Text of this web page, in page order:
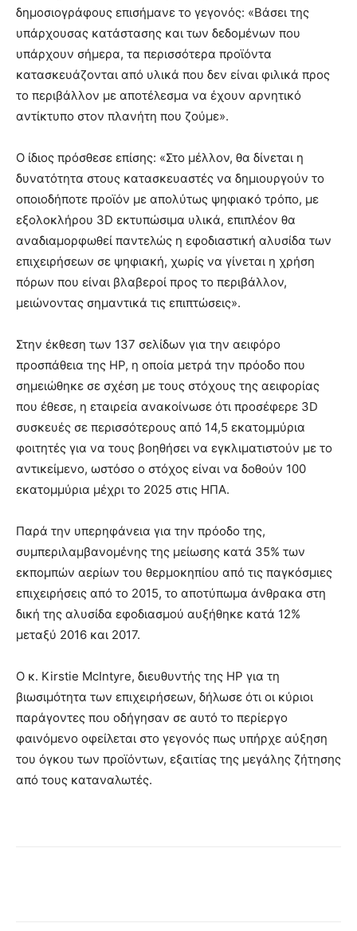
δημοσιογράφους επισήμανε το γεγονός: «Βάσει της
υπάρχουσας κατάστασης και των δεδομένων που
υπάρχουν σήμερα, τα περισσότερα προϊόντα
κατασκευάζονται από υλικά που δεν είναι φιλικά προς
το περιβάλλον με αποτέλεσμα να έχουν αρνητικό
αντίκτυπο στον πλανήτη που ζούμε».
Ο ίδιος πρόσθεσε επίσης: «Στο μέλλον, θα δίνεται η
δυνατότητα στους κατασκευαστές να δημιουργούν το
οποιοδήποτε προϊόν με απολύτως ψηφιακό τρόπο, με
εξολοκλήρου 3D εκτυπώσιμα υλικά, επιπλέον θα
αναδιαμορφωθεί παντελώς η εφοδιαστική αλυσίδα των
επιχειρήσεων σε ψηφιακή, χωρίς να γίνεται η χρήση
πόρων που είναι βλαβεροί προς το περιβάλλον,
μειώνοντας σημαντικά τις επιπτώσεις».
Στην έκθεση των 137 σελίδων για την αειφόρο
προσπάθεια της HP, η οποία μετρά την πρόοδο που
σημειώθηκε σε σχέση με τους στόχους της αειφορίας
που έθεσε, η εταιρεία ανακοίνωσε ότι προσέφερε 3D
συσκευές σε περισσότερους από 14,5 εκατομμύρια
φοιτητές για να τους βοηθήσει να εγκλιματιστούν με το
αντικείμενο, ωστόσο ο στόχος είναι να δοθούν 100
εκατομμύρια μέχρι το 2025 στις ΗΠΑ.
Παρά την υπερηφάνεια για την πρόοδο της,
συμπεριλαμβανομένης της μείωσης κατά 35% των
εκπομπών αερίων του θερμοκηπίου από τις παγκόσμιες
επιχειρήσεις από το 2015, το αποτύπωμα άνθρακα στη
δική της αλυσίδα εφοδιασμού αυξήθηκε κατά 12%
μεταξύ 2016 και 2017.
Ο κ. Kirstie McIntyre, διευθυντής της HP για τη
βιωσιμότητα των επιχειρήσεων, δήλωσε ότι οι κύριοι
παράγοντες που οδήγησαν σε αυτό το περίεργο
φαινόμενο οφείλεται στο γεγονός πως υπήρχε αύξηση
του όγκου των προϊόντων, εξαιτίας της μεγάλης ζήτησης
από τους καταναλωτές.